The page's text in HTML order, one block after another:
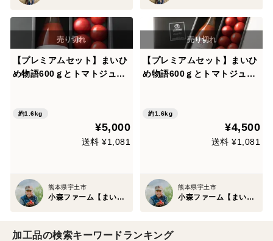
【プレミアムセット】まいひ
め物語600ｇとトマトジュー
約1.6kg
¥5,000
送料 ¥1,081
熊本県宇土市
小森ファーム【まいひめおじさん】
【プレミアムセット】まいひ
め物語600ｇとトマトジュー
約1.6kg
¥4,500
送料 ¥1,081
熊本県宇土市
小森ファーム【まいひめおじさん】
加工品の検索キーワードランキング